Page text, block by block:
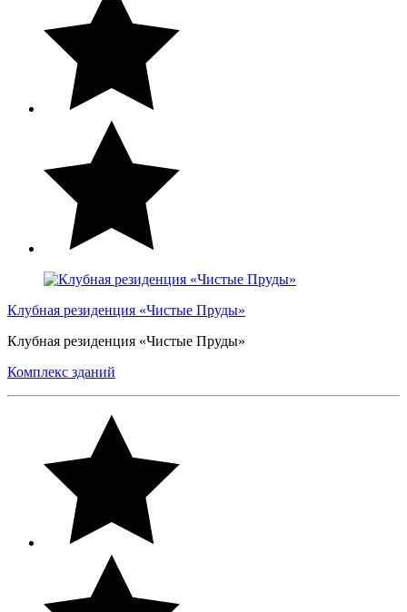
Клубная резиденция «Чистые Пруды»
Клубная резиденция «Чистые Пруды»
Комплекс зданий